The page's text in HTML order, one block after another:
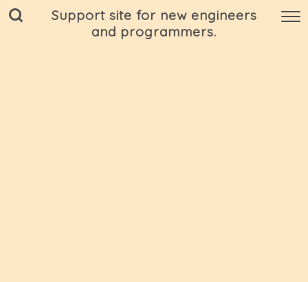
Support site for new engineers
and programmers.